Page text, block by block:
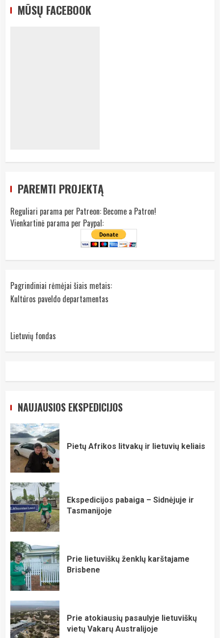
MŪSŲ FACEBOOK
PAREMTI PROJEKTĄ
Reguliari parama per Patreon: Become a Patron!
Vienkartinė parama per Paypal:
Pagrindiniai rėmėjai šiais metais:
Kultūros paveldo departamentas
Lietuvių fondas
NAUJAUSIOS EKSPEDICIJOS
Pietų Afrikos litvakų ir lietuvių keliais
Ekspedicijos pabaiga – Sidnėjuje ir
Tasmanijoje
Prie lietuviškų ženklų karštajame
Brisbene
Prie atokiausių pasaulyje lietuviškų
vietų Vakarų Australijoje